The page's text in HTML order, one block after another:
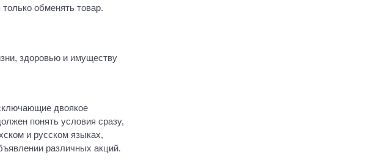
обменять товар.
здоровью и имуществу
двоякое
понять условия сразу,
и русском языках,
различных акций.